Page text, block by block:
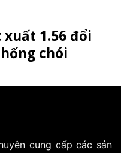
1.56 đổi
chói
cung cấp các sản